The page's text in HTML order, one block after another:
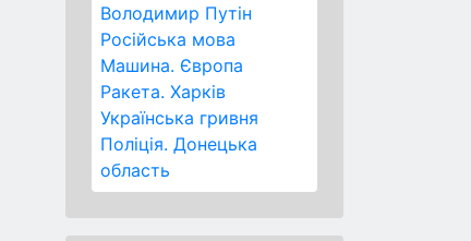
Володимир Путін
Російська мова
Машина. Європа
Ракета. Харків
Українська гривня
Поліція. Донецька
область